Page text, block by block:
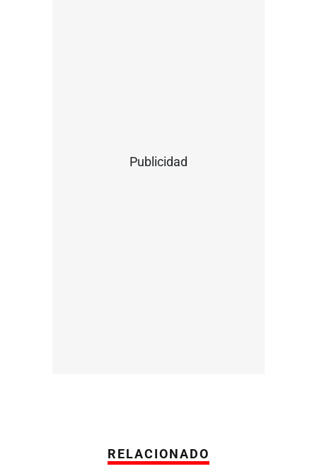
Publicidad
RELACIONADO